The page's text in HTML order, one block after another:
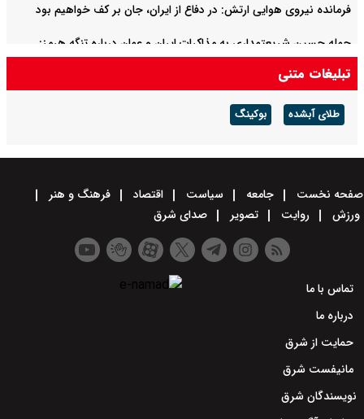
فرمانده نیروی هوایی ارتش: در دفاع از ایران، جان بر کف خواهیم بود
حمله حسین شریعتمداری به مذاکرات ایران و عمان درباره تنگه هرمز:
ویدیو
تبلیغات متنی
طلای آبشده بوکینگ
صفحه نخست جامعه سیاست اقتصاد
فرهنگ و هنر
ورزش
روایت تصویر صدای شرق
تماس با ما
درباره ما
حمایت از شرق
مانیفست شرق
نویسندگان شرق